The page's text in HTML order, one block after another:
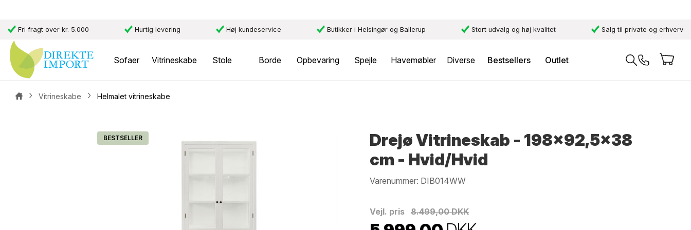
Fri fragt over kr. 5.000 Hurtig levering Høj kundeservice Butikker i Helsingør og Ballerup Stort udvalg og høj kvalitet Salg til private og erhverv
Sofaer Vitrineskabe Stole Borde Opbevaring Spejle Havemøbler Diverse Bestsellers Outlet
Vitrineskabe Helmalet vitrineskabe
BESTSELLER
Drejø Vitrineskab - 198x92,5x38
cm - Hvid/Hvid
Varenummer: DIB014WW
Vejl. pris 8.499,00 DKK